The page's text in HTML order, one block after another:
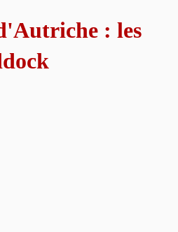
: les